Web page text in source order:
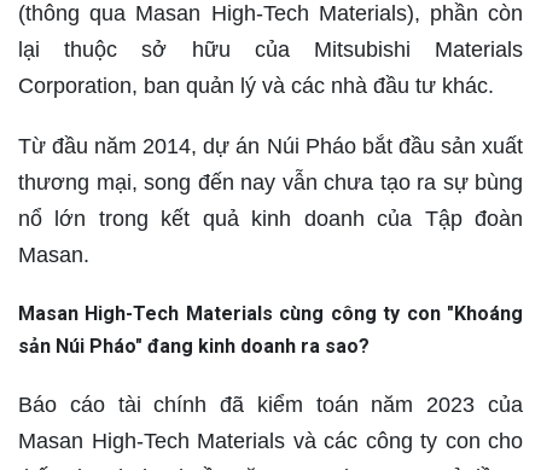
(thông qua Masan High-Tech Materials), phần còn
lại thuộc sở hữu của Mitsubishi Materials
Corporation, ban quản lý và các nhà đầu tư khác.
Từ đầu năm 2014, dự án Núi Pháo bắt đầu sản xuất
thương mại, song đến nay vẫn chưa tạo ra sự bùng
nổ lớn trong kết quả kinh doanh của Tập đoàn
Masan.
Masan High-Tech Materials cùng công ty con "Khoáng
sản Núi Pháo" đang kinh doanh ra sao?
Báo cáo tài chính đã kiểm toán năm 2023 của
Masan High-Tech Materials và các công ty con cho